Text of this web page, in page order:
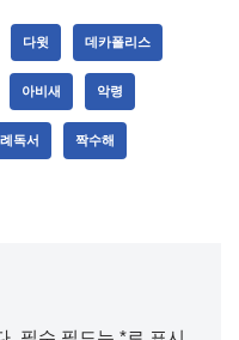
다윗 데카폴리스
아비새 악령
독서 짝수해